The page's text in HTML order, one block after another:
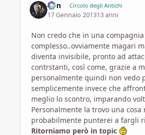
Von Circolo degli Antichi
17 Gennaio 201313 anni
Non credo che in una
complesso..ovviamente magari
diventa invisibile, pronto ad
contrstanti, così come, grazie a
personalmente quindi non vedo
semplicemente invece che
meglio lo scontro, imparando
Personalmente la trovo una
probabilmente punterei a fargli
Ritorniamo però in topic